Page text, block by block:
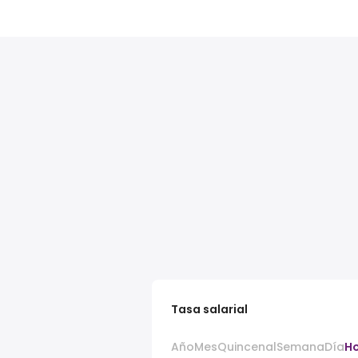
Tasa salarial
AñoMesQuincenalSemanaDía